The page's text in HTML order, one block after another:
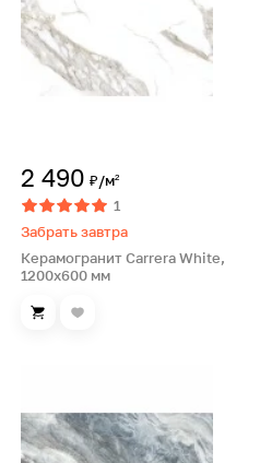
2 490 ₽/м²
1
Забрать завтра
Керамогранит Carrera White,
1200х600 мм